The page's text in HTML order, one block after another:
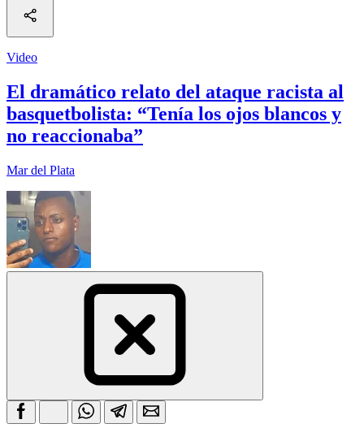
Video
El dramático relato del ataque racista al
basquetbolista: “Tenía los ojos blancos y
no reaccionaba”
Mar del Plata